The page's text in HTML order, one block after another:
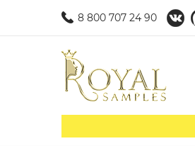
8 800 707 24 90